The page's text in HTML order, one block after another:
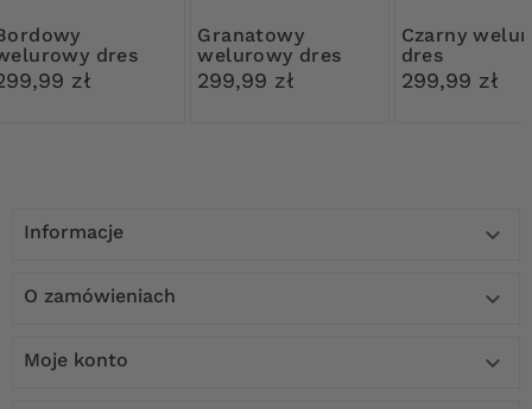
dres
zł
Granatowy
welurowy dres
299,99 zł
Czarny welurowy
dres
299,99 zł
Informacje 
O zamówieniach 
Moje konto 